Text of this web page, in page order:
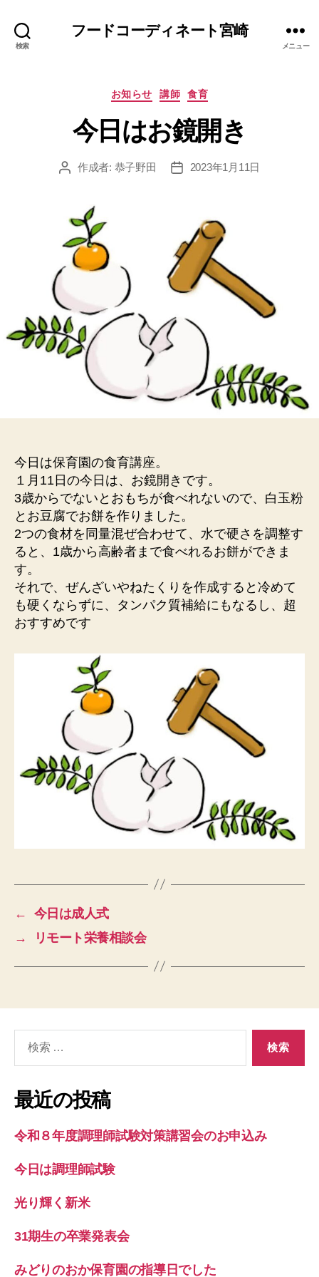
検索
フードコーディネート宮崎
メニュー
カ
ゴ
リ
お知らせ 講師 食育
今日はお鏡開き
投 作成者: 恭子野田
投
2023年1月11日
今日は保育園の食育講座。
１月11日の今日は、お鏡開きです。
3歳からでないとおもちが食べれないので、白玉粉
とお豆腐でお餅を作りました。
2つの食材を同量混ぜ合わせて、水で硬さを調整す
ると、1歳から高齢者まで食べれるお餅ができま
す。
それで、ぜんざいやねたくりを作成すると冷めて
も硬くならずに、タンパク質補給にもなるし、超
おすすめです
←
今日は成人式
→
リモート栄養相談会
象:
最近の投稿
令和８年度調理師試験対策講習会のお申込み
今日は調理師試験
光り輝く新米
31期生の卒業発表会
みどりのおか保育園の指導日でした